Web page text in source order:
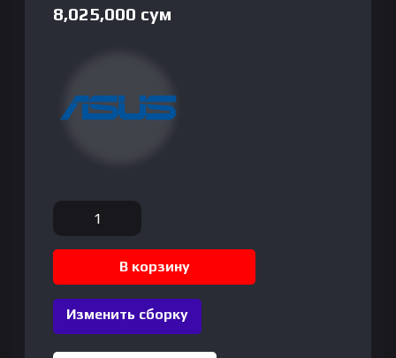
8,025,000 сум
Количество
товара
ASUS
Z690-
CREATOR
WIFI
В корзину
Изменить сборку